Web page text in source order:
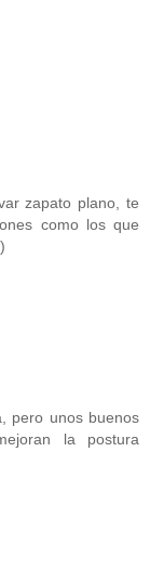
zapato plano, te
como los que
pero unos buenos
la postura